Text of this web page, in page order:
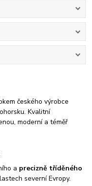
českého výrobce
Kvalitní
moderní a téměř
a precizně tříděného
severní Evropy.